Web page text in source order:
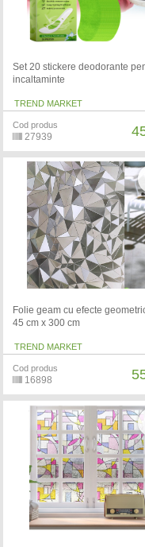
Set 20 stickere deodorante
incaltaminte
TREND MARKET
Cod produs
27939
Folie geam cu efecte
45 cm x 300 cm
TREND MARKET
Cod produs
16898